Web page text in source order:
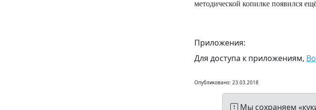
методической копилке появился
Приложения:
Для доступа к приложениям,
Опубликовано: 23.03.2018
Мы сохраняем